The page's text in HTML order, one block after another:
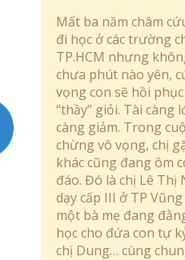
Mất ba năm châm
đi học ở các trường
TP.HCM nhưng
chưa phút nào yên,
vọng con sẽ hồi
“thầy” giỏi. Tài càng
càng giảm. Trong
chừng vô vọng, chị
khác cũng đang ôm
đáo. Đó là chị Lê Thị
dạy cấp III ở TP
một bà mẹ đang
học cho đứa con tự
chị Dung… cùng